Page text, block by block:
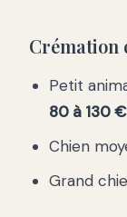
Crémation
Petit
80 à 130 €
Chien
Grand